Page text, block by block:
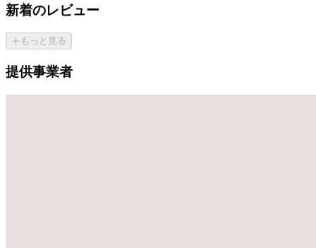
新着のレビュー
もっと見る
提供事業者